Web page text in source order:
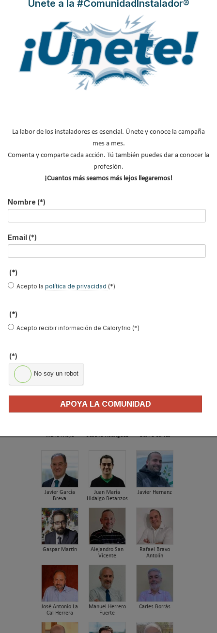
LO MÁS VISTO
Recuperadores de calor: qué son, cómo
funcionan y cuándo son…
¿Cómo detectar el gas radón? Medición y
soluciones
Sanguinetti
Milagros Sanz
María Moya Susana Rodriguez Guifre Cortés
Javier García
Breva
Juan María
Hidalgo Betanzos
Javier Hernanz
Gaspar Martín
Alejandro San
Vicente
Rafael Bravo
Antolín
José Antonio La
Cal Herrera
Manuel Herrero
Fuerte
Carles Borrás
Únete a la #ComunidadInstalador®
La labor de los instaladores es esencial. Únete y conoce la campaña
mes a mes.
Comenta y comparte cada acción. Tú también puedes dar a conocer la
profesión.
¡Cuantos más seamos más lejos llegaremos!
Nombre (*)
Email (*)
(*)
Acepto la política de privacidad (*)
(*)
Acepto recibir información de Caloryfrio (*)
(*)
No soy un robot
APOYA LA COMUNIDAD